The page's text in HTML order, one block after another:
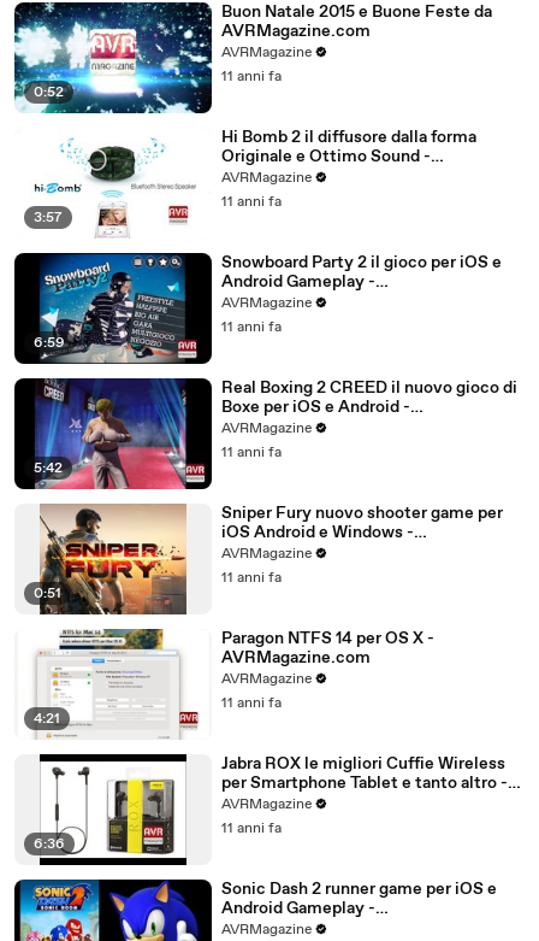
0:52
Buon Natale 2015 e Buone Feste da
AVRMagazine.com
AVRMagazine
11 anni fa
3:57
Hi Bomb 2 il diffusore dalla forma
Originale e Ottimo Sound -
AVRMagazine.com
AVRMagazine
11 anni fa
6:59
Snowboard Party 2 il gioco per iOS e
Android Gameplay -
AVRMagazine.com (720p)
AVRMagazine
11 anni fa
5:42
Real Boxing 2 CREED il nuovo gioco di
Boxe per iOS e Android -
AVRMagazine.com
AVRMagazine
11 anni fa
0:51
Sniper Fury nuovo shooter game per
iOS Android e Windows -
AVRMagazine.com
AVRMagazine
11 anni fa
4:21
Paragon NTFS 14 per OS X -
AVRMagazine.com
AVRMagazine
11 anni fa
6:36
Jabra ROX le migliori Cuffie Wireless
per Smartphone Tablet e tanto altro -
AVRMagazine.com (720p)
AVRMagazine
11 anni fa
Sonic Dash 2 runner game per iOS e
Android Gameplay -
AVRMagazine.com
AVRMagazine